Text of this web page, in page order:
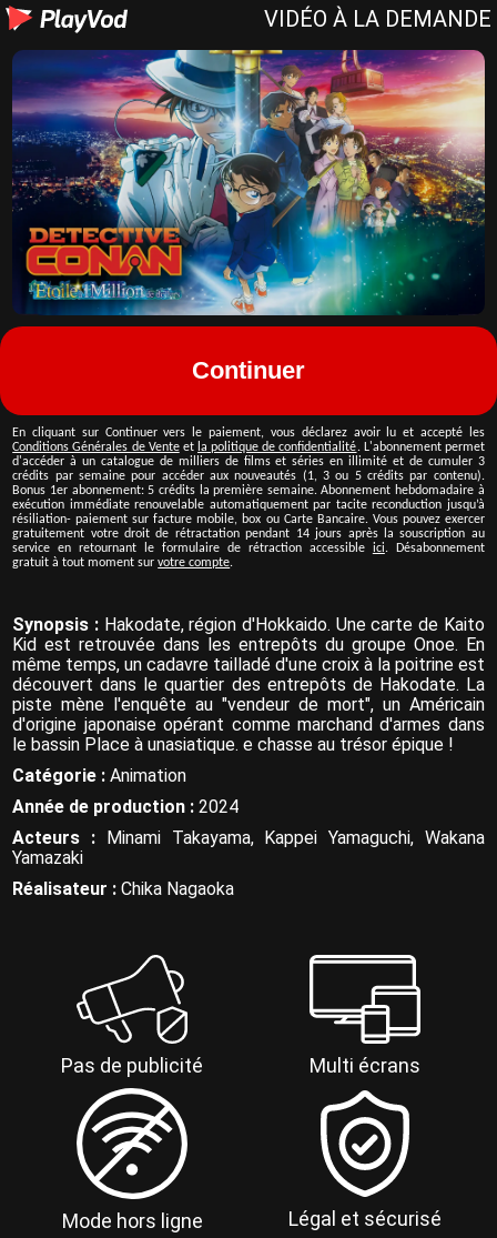
VIDÉO À LA DEMANDE
Continuer
En cliquant sur Continuer vers le paiement, vous déclarez avoir lu et accepté les
Conditions Générales de Venteetla politique de confidentialité. L'abonnement permet
d'accéder à un catalogue de milliers de films et séries en illimité et de cumuler 3
crédits par semaine pour accéder aux nouveautés (1, 3 ou 5 crédits par contenu).
Bonus 1er abonnement:5 crédits la première semaine. Abonnement hebdomadaire à
exécution immédiate renouvelable automatiquement par tacite reconduction jusqu’à
résiliation- paiement sur facture mobile, box ou Carte Bancaire. Vous pouvez exercer
gratuitement votre droit de rétractation pendant 14 jours après la souscription au
service en retournant le formulaire de rétraction accessible ici. Désabonnement
gratuit à tout moment survotre compte.
Synopsis : Hakodate, région d'Hokkaido. Une carte de Kaito
Kid est retrouvée dans les entrepôts du groupe Onoe. En
même temps, un cadavre tailladé d'une croix à la poitrine est
découvert dans le quartier des entrepôts de Hakodate. La
piste mène l'enquête au "vendeur de mort", un Américain
d'origine japonaise opérant comme marchand d'armes dans
le bassin Place à unasiatique. e chasse au trésor épique !
Catégorie :Animation
Année de production :2024
Acteurs :
Minami Takayama, Kappei Yamaguchi, Wakana
Yamazaki
Réalisateur :Chika Nagaoka
Pas de publicité Multi écrans
Mode hors ligne Légal et sécurisé